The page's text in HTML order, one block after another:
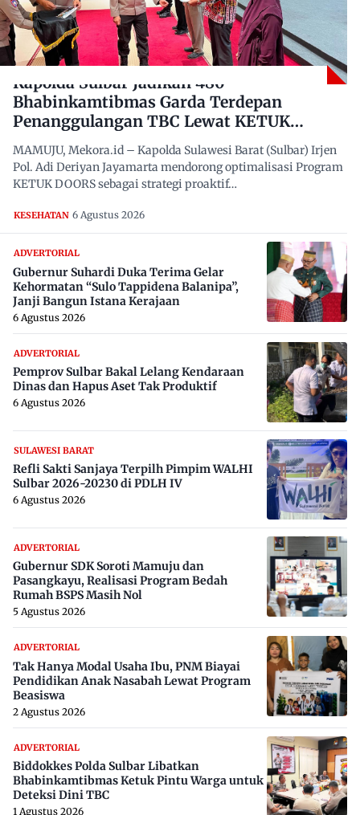
Kapolda Sulbar Jadikan 480
Bhabinkamtibmas Garda Terdepan
Penanggulangan TBC Lewat KETUK
DOORS di 650 Desa
MAMUJU, Mekora.id – Kapolda Sulawesi Barat (Sulbar) Irjen
Pol. Adi Deriyan Jayamarta mendorong optimalisasi Program
KETUK DOORS sebagai strategi proaktif…
KESEHATAN 6 Agustus 2026
ADVERTORIAL
Gubernur Suhardi Duka Terima Gelar
Kehormatan “Sulo Tappidena Balanipa”,
Janji Bangun Istana Kerajaan
6 Agustus 2026
ADVERTORIAL
Pemprov Sulbar Bakal Lelang Kendaraan
Dinas dan Hapus Aset Tak Produktif
6 Agustus 2026
SULAWESI BARAT
Refli Sakti Sanjaya Terpilh Pimpim WALHI
Sulbar 2026-20230 di PDLH IV
6 Agustus 2026
ADVERTORIAL
Gubernur SDK Soroti Mamuju dan
Pasangkayu, Realisasi Program Bedah
Rumah BSPS Masih Nol
5 Agustus 2026
ADVERTORIAL
Tak Hanya Modal Usaha Ibu, PNM Biayai
Pendidikan Anak Nasabah Lewat Program
Beasiswa
2 Agustus 2026
ADVERTORIAL
Biddokkes Polda Sulbar Libatkan
Bhabinkamtibmas Ketuk Pintu Warga untuk
Deteksi Dini TBC
1 Agustus 2026